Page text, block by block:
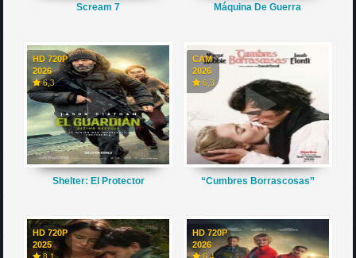
Scream 7 Máquina De Guerra
HD 720P
2026
6,3
Shelter: El Protector
CAM
2026
6,3
“Cumbres Borrascosas”
HD 720P
2025
HD 720P
2026